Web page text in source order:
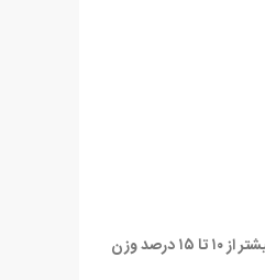
وزن کیف مدرسه نباید بیشتر از ۱۰ تا ۱۵ درصد وزن